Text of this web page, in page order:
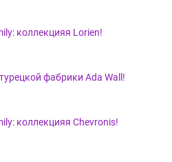
коллекцияя Lorien!
фабрики Ada Wall!
коллекцияя Chevronis!